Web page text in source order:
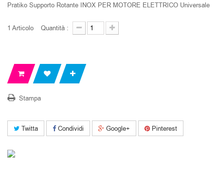
Pratiko Supporto Rotante INOX PER MOTORE ELETTRICO Universale
1 Articolo Quantità :
Stampa
Twitta Condividi Google+ Pinterest